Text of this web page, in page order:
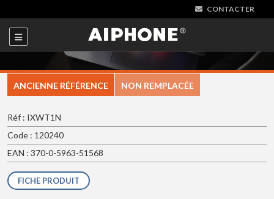
CONTACTER
ANCIENNE RÉFÉRENCE NON REMPLACÉE
Réf : IXWT1N
Code : 120240
EAN : 370-0-5963-51568
FICHE PRODUIT